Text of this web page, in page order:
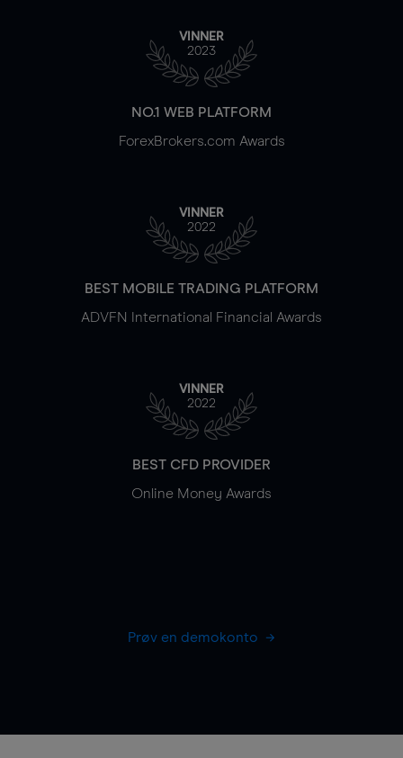
VINNER
2023
NO.1 WEB PLATFORM
ForexBrokers.com Awards
VINNER
2022
BEST MOBILE TRADING PLATFORM
ADVFN International Financial Awards
VINNER
2022
BEST CFD PROVIDER
Online Money Awards
Prøv en demokonto